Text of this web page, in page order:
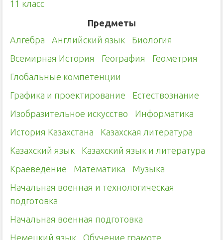
11 класс
Предметы
Алгебра
Английский язык
Биология
Всемирная История
География
Геометрия
Глобальные компетенции
Графика и проектирование
Естествознание
Изобразительное искусство
Информатика
История Казахстана
Казахская литература
Казахский язык
Казахский язык и литература
Краеведение
Математика
Музыка
Начальная военная и технологическая
подготовка
Начальная военная подготовка
Немецкий язык
Обучение грамоте